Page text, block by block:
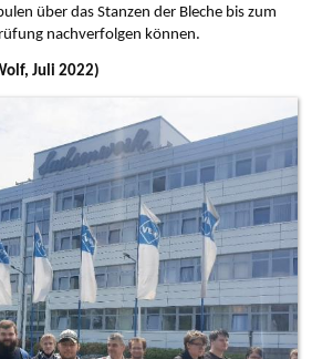
über das Stanzen der Bleche bis zum
nachverfolgen können.
Juli 2022)